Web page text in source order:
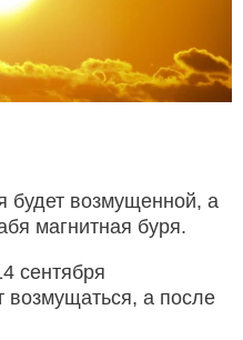
будет возмущенной, а
магнитная буря.
сентября
возмущаться, а после